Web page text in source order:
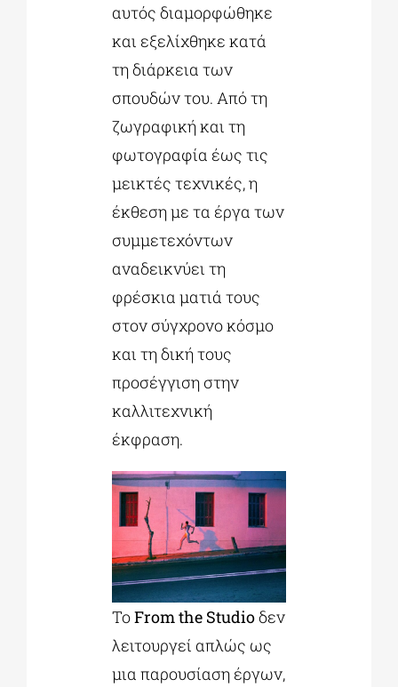
αυτός διαμορφώθηκε
και εξελίχθηκε κατά
τη διάρκεια των
σπουδών του. Από τη
ζωγραφική και τη
φωτογραφία έως τις
μεικτές τεχνικές, η
έκθεση με τα έργα των
συμμετεχόντων
αναδεικνύει τη
φρέσκια ματιά τους
στον σύγχρονο κόσμο
και τη δική τους
προσέγγιση στην
καλλιτεχνική
έκφραση.
ΤοFrom the Studioδεν
λειτουργεί απλώς ως
μια παρουσίαση έργων,